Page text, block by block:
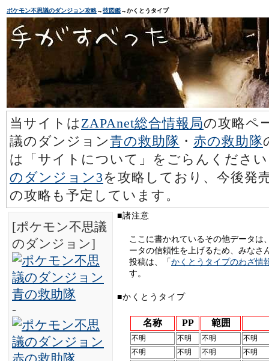
ポケモン不思議のダンジョン攻略→技図鑑→かくとうタイプ
当サイトは ZAPAnet総合情報局の攻略ペ
議のダンジョン青の救助隊 ・ 赤の救助隊
は「サイトについて」をごらんくださ
のダンジョン3を攻略しており、今後発
の攻略も予定しています。
[ポケモン不思議
のダンジョン]
-
■諸注意
ここに書かれているその他データは
ータの信頼性を上げるため、みなさ
投稿は、「 かくとうタイプのわざ情
す。
■かくとうタイプ
名称 PP 範囲
不明 不明 不明
不明
不明
不明 不明
不明